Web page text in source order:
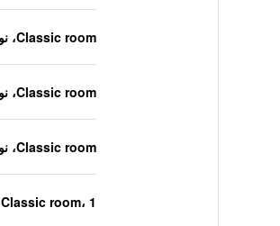
Classic room، نوع السرير غير معروف
Classic room، نوع السرير غير معروف
Classic room، نوع السرير غير معروف
Classic room، 1 سرير مزدوج